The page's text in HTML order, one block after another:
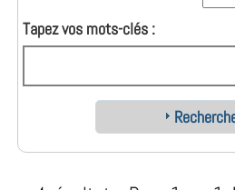
Tapez vos mots-clés :